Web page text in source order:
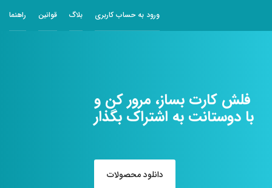
راهنما قوانین بلاگ ورود به حساب کاربری
فلش کارت بساز، مرور کن و
با دوستانت به اشتراک بگذار
دانلود محصولات